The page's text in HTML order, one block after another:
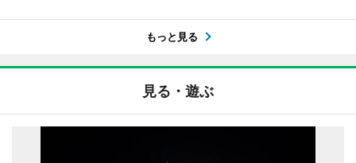
もっと見る
見る・遊ぶ